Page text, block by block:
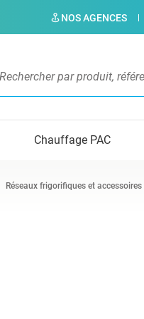
NOS AGENCES
Chauffage PAC
Réseaux frigorifiques et accessoires